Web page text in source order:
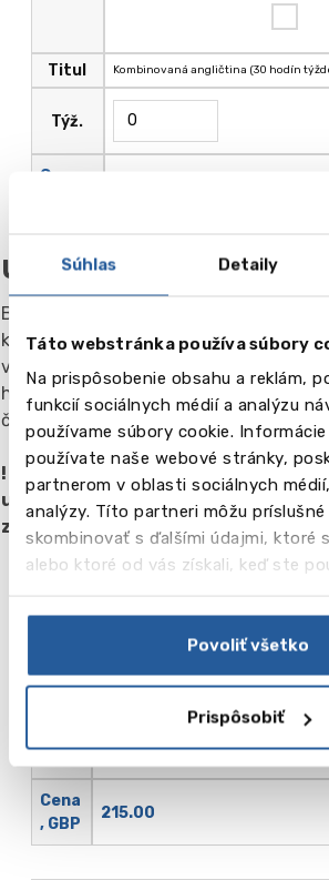
Súhlas Detaily
Táto webstránka používa súbory
Na prispôsobenie obsahu a reklám,
funkcií sociálnych médií a analýzu
používame súbory cookie.
používate naše webové stránky,
partnerom v oblasti sociálnych
analýzy. Títo partneri môžu
skombinovať s ďalšími údajmi, ktoré
alebo ktoré od vás získali, keď ste
Povoliť všetko
Prispôsobiť
Titul
Týž.
Cena ,
Kombinovaná angličtina (30 hodín
Ubytovanie
Bývanie v anglickej rodine je dôležitým
keďže študent sa na dobu štúdia
vykonáva starostlivý výber a
hostiteľských rodín. Všetky rodiny
čo zaručuje poskytovanie kvalitných
! Vyberte si typ ubytovania o ktorý
uveďte počet týždňov pobytu. V
zobrazuje cena za týždeň.
Titul
Týž.
Cena
, GBP
Homestay (TWIN štandard s raňajkami,
215.00